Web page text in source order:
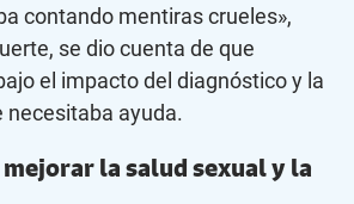
contando mentiras crueles»,
se dio cuenta de que
el impacto del diagnóstico y la
necesitaba ayuda.
la salud sexual y la